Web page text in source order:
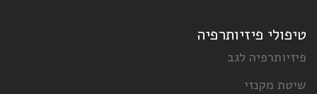
פיזיותרפיה
לגב
מקנזי